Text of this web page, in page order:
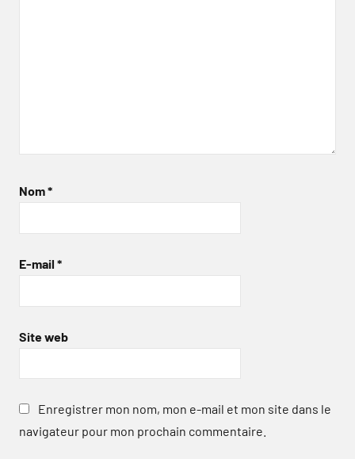
Nom*
E-mail *
Site web
Enregistrer mon nom, mon e-mail et mon site dans le
navigateur pour mon prochain commentaire.